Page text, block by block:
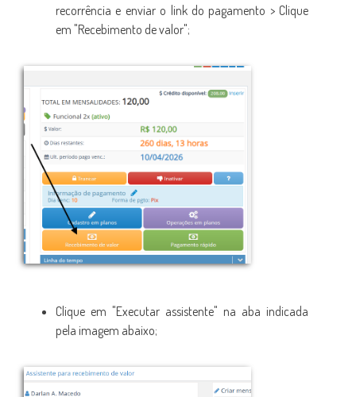
recorrência e enviar o link do pagamento > Clique
em "Recebimento de valor";
Clique em "Executar assistente" na aba indicada
pela imagem abaixo;